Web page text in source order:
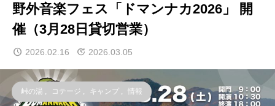
野外音楽フェス「ドマンナカ2026」 開
催（3月28日貸切営業）
2026.02.16 2026.03.05
峠の湯 , コテージ , キャンプ , 情報